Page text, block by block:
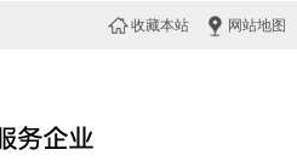
收藏本站 网站地图